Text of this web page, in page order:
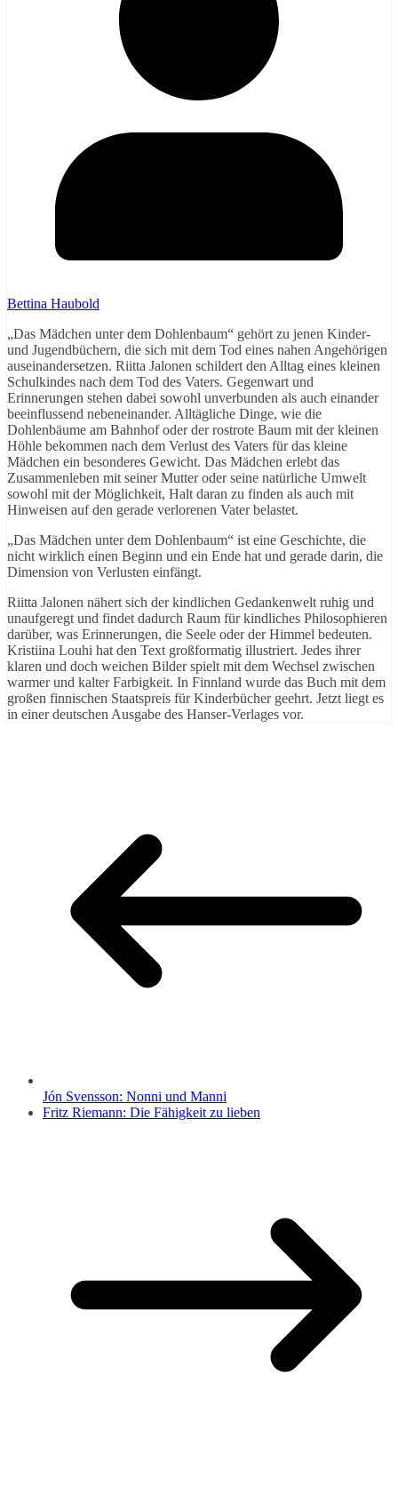
Bettina Haubold
„Das Mädchen unter dem Dohlenbaum“ gehört zu jenen Kinder-
und Jugendbüchern, die sich mit dem Tod eines nahen Angehörigen
auseinandersetzen. Riitta Jalonen schildert den Alltag eines kleinen
Schulkindes nach dem Tod des Vaters. Gegenwart und
Erinnerungen stehen dabei sowohl unverbunden als auch einander
beeinflussend nebeneinander. Alltägliche Dinge, wie die
Dohlenbäume am Bahnhof oder der rostrote Baum mit der kleinen
Höhle bekommen nach dem Verlust des Vaters für das kleine
Mädchen ein besonderes Gewicht. Das Mädchen erlebt das
Zusammenleben mit seiner Mutter oder seine natürliche Umwelt
sowohl mit der Möglichkeit, Halt daran zu finden als auch mit
Hinweisen auf den gerade verlorenen Vater belastet.
„Das Mädchen unter dem Dohlenbaum“ ist eine Geschichte, die
nicht wirklich einen Beginn und ein Ende hat und gerade darin, die
Dimension von Verlusten einfängt.
Riitta Jalonen nähert sich der kindlichen Gedankenwelt ruhig und
unaufgeregt und findet dadurch Raum für kindliches Philosophieren
darüber, was Erinnerungen, die Seele oder der Himmel bedeuten.
Kristiina Louhi hat den Text großformatig illustriert. Jedes ihrer
klaren und doch weichen Bilder spielt mit dem Wechsel zwischen
warmer und kalter Farbigkeit. In Finnland wurde das Buch mit dem
großen finnischen Staatspreis für Kinderbücher geehrt. Jetzt liegt es
in einer deutschen Ausgabe des Hanser-Verlages vor.
Jón Svensson: Nonni und Manni
Fritz Riemann: Die Fähigkeit zu lieben